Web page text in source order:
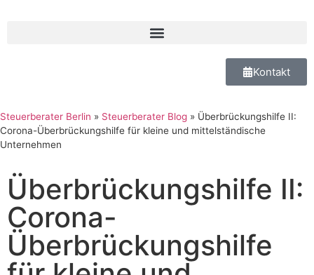
Kontakt
Steuerberater Berlin » Steuerberater Blog » Überbrückungshilfe II:
Corona-Überbrückungshilfe für kleine und mittelständische
Unternehmen
Überbrückungshilfe II:
Corona-
Überbrückungshilfe